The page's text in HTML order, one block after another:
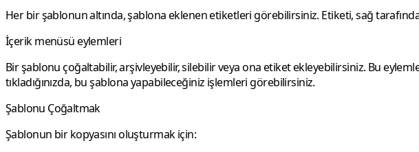
Her bir şablonun altında, şablona eklenen etiketleri görebilirsiniz. Etiketi, sağ
İçerik menüsü eylemleri
Bir şablonu çoğaltabilir, arşivleyebilir, silebilir veya ona etiket ekleyebilirsiniz. Bu
tıkladığınızda, bu şablona yapabileceğiniz işlemleri görebilirsiniz.
Şablonu Çoğaltmak
Şablonun bir kopyasını oluşturmak için: